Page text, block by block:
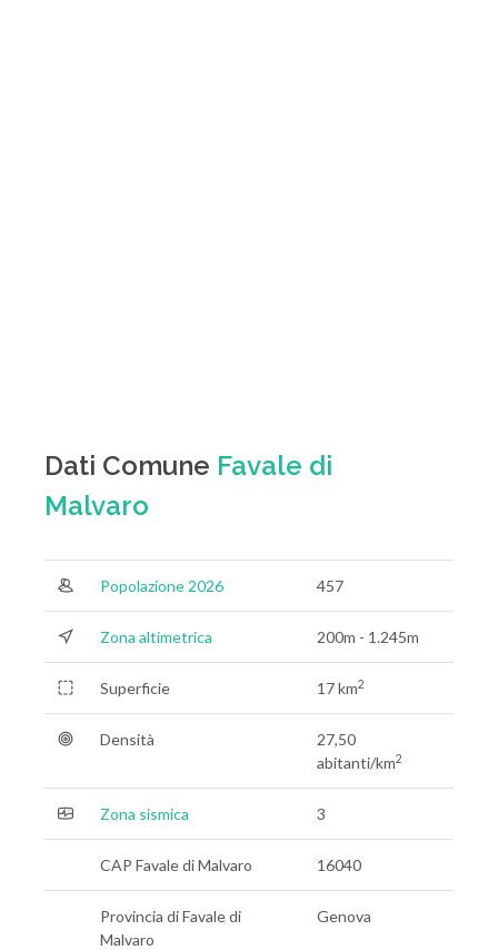
Dati Comune Favale di
Malvaro
Popolazione 2026 457
Zona altimetrica 200m - 1.245m
Superficie 17 km2
Densità
27,50
abitanti/km2
Zona sismica 3
CAP Favale di Malvaro 16040
Provincia di Favale di
Malvaro
Genova